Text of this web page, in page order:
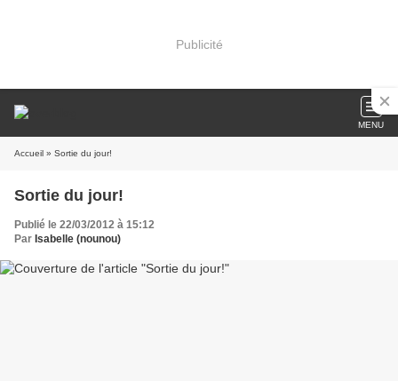
Publicité
MENU
Accueil » Sortie du jour!
Sortie du jour!
Publié le 22/03/2012 à 15:12
Par Isabelle (nounou)